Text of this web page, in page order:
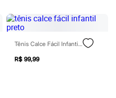
Tênis Calce Fácil Infantil Preto
R$ 99,99